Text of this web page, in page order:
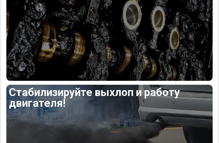
Стабилизируйте выхлоп и работу
двигателя!